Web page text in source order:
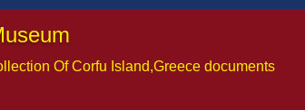
Of Corfu Island,Greece documents